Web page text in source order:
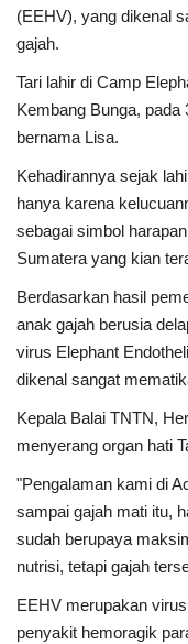
(EEHV), yang dikenal
gajah.
Tari lahir di Camp
Kembang Bunga, pada
bernama Lisa.
Kehadirannya sejak
hanya karena
sebagai simbol
Sumatera yang kian
Berdasarkan hasil
anak gajah berusia
virus Elephant
dikenal sangat
Kepala Balai TNTN,
menyerang organ hati
"Pengalaman kami di
sampai gajah mati itu,
sudah berupaya
nutrisi, tetapi gajah
EEHV merupakan
penyakit hemoragik